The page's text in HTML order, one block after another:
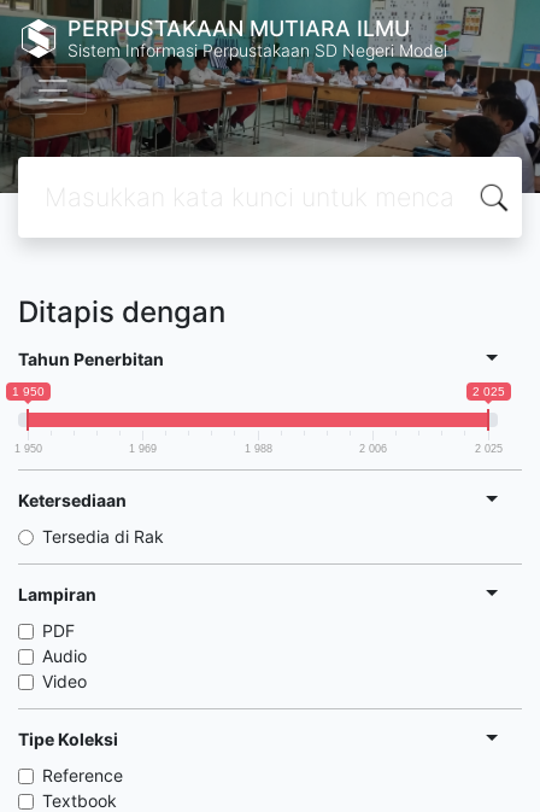
PERPUSTAKAAN MUTIARA ILMU
Sistem Informasi Perpustakaan SD Negeri Model
Ditapis dengan
Tahun Penerbitan
1 950 2 025
1 950 1 969 1 988 2 006 2 025
Ketersediaan
Tersedia di Rak
Lampiran
PDF
Audio
Video
Tipe Koleksi
Reference
Textbook